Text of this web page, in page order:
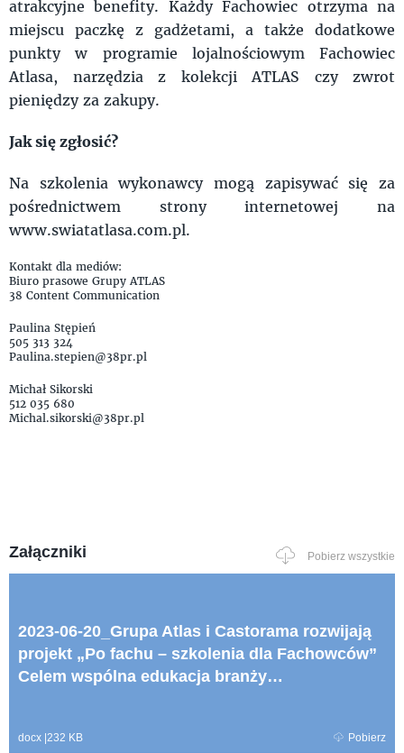
atrakcyjne benefity. Każdy Fachowiec otrzyma na
miejscu paczkę z gadżetami, a także dodatkowe
punkty w programie lojalnościowym Fachowiec
Atlasa, narzędzia z kolekcji ATLAS czy zwrot
pieniędzy za zakupy.
Jak się zgłosić?
Na szkolenia wykonawcy mogą zapisywać się za
pośrednictwem strony internetowej na
www.swiatatlasa.com.pl.
Kontakt dla mediów:
Biuro prasowe Grupy ATLAS
38 Content Communication
Paulina Stępień
505 313 324
Paulina.stepien@38pr.pl
Michał Sikorski
512 035 680
Michal.sikorski@38pr.pl
Załączniki Pobierz wszystkie
2023-06-20_Grupa Atlas i Castorama rozwijają
projekt „Po fachu – szkolenia dla Fachowców”
Celem wspólna edukacja branży
docx 232 KB Pobierz